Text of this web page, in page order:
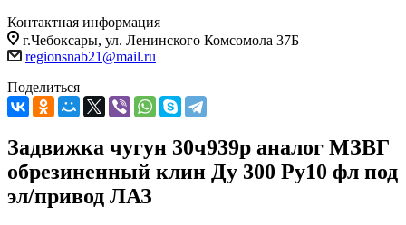
Контактная информация
г.Чебоксары, ул. Ленинского Комсомола 37Б
regionsnab21@mail.ru
Поделиться
Задвижка чугун 30ч939р аналог МЗВГ
обрезиненный клин Ду 300 Ру10 фл под
эл/привод ЛАЗ